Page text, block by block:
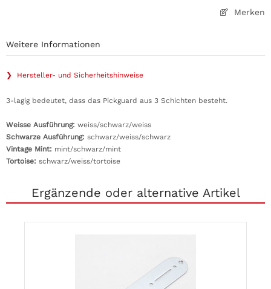
Merken
Weitere Informationen
❯ Hersteller- und Sicherheitshinweise
3-lagig bedeutet, dass das Pickguard aus 3 Schichten besteht.
Weisse Ausführung: weiss/schwarz/weiss
Schwarze Ausführung: schwarz/weiss/schwarz
Vintage Mint: mint/schwarz/mint
Tortoise: schwarz/weiss/tortoise
Ergänzende oder alternative Artikel